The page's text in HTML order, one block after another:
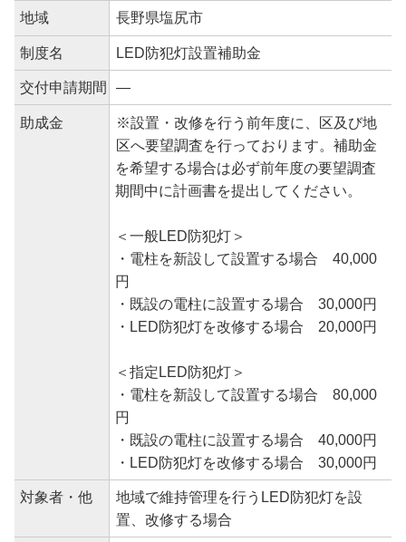
地域 長野県塩尻市
制度名 LED防犯灯設置補助金
交付申請期間 ―
助成金
※設置・改修を行う前年度に、区及び地
区へ要望調査を行っております。補助金
を希望する場合は必ず前年度の要望調査
期間中に計画書を提出してください。
＜一般LED防犯灯＞
・電柱を新設して設置する場合 40,000
円
・既設の電柱に設置する場合 30,000円
・LED防犯灯を改修する場合 20,000円
＜指定LED防犯灯＞
・電柱を新設して設置する場合 80,000
円
・既設の電柱に設置する場合 40,000円
・LED防犯灯を改修する場合 30,000円
対象者・他
地域で維持管理を行うLED防犯灯を設
置、改修する場合